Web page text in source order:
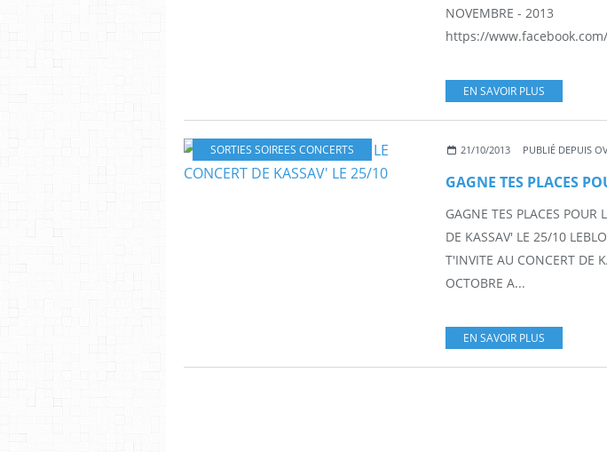
NOVEMBRE - 2013
https://
EN SAVOIR PLUS
SORTIES SOIREES CONCERTS 21/10/2013 PUBLIÉ DEPUIS
GAGNE TES PLACES POUR
DE KASSAV' LE 25/10
T'INVITE AU CONCERT DE
OCTOBRE A...
EN SAVOIR PLUS